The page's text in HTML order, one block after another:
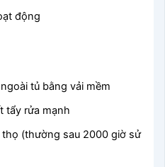
động
tủ bằng vải mềm
tẩy rửa mạnh
(thường sau 2000 giờ sử